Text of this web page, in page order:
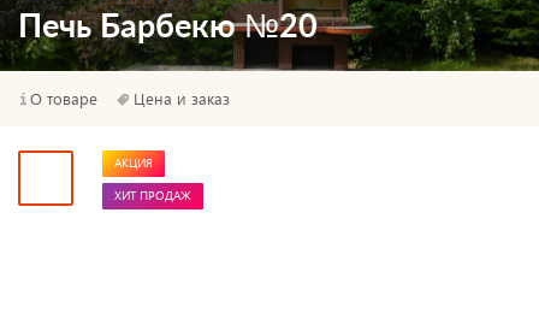
Печь Барбекю №20
О товаре Цена и заказ
АКЦИЯ
ХИТ ПРОДАЖ